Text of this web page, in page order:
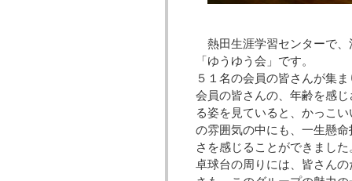
熱田生涯学習センターで
「ゆうゆう会」です。
５１名の会員の皆さんが集
会員の皆さんの、年齢を感
る姿を見ていると、かっこ
の雰囲気の中にも、一生懸
さを感じることができました
卓球台の周りには、皆さん